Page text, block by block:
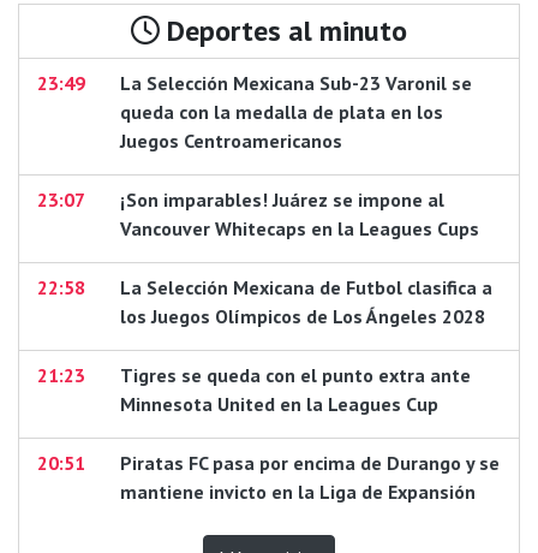
Deportes al minuto
23:49
La Selección Mexicana Sub-23 Varonil se
queda con la medalla de plata en los
Juegos Centroamericanos
23:07
¡Son imparables! Juárez se impone al
Vancouver Whitecaps en la Leagues Cups
22:58
La Selección Mexicana de Futbol clasifica a
los Juegos Olímpicos de Los Ángeles 2028
21:23
Tigres se queda con el punto extra ante
Minnesota United en la Leagues Cup
20:51
Piratas FC pasa por encima de Durango y se
mantiene invicto en la Liga de Expansión